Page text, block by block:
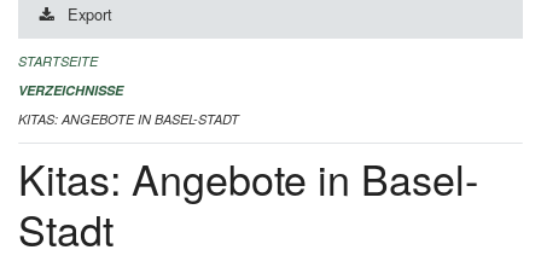
ALLGEMEINE INFORMATIONEN
IMPRESSUM
Export
STARTSEITE
VERZEICHNISSE
KITAS: ANGEBOTE IN BASEL-STADT
Kitas: Angebote in Basel-
Stadt